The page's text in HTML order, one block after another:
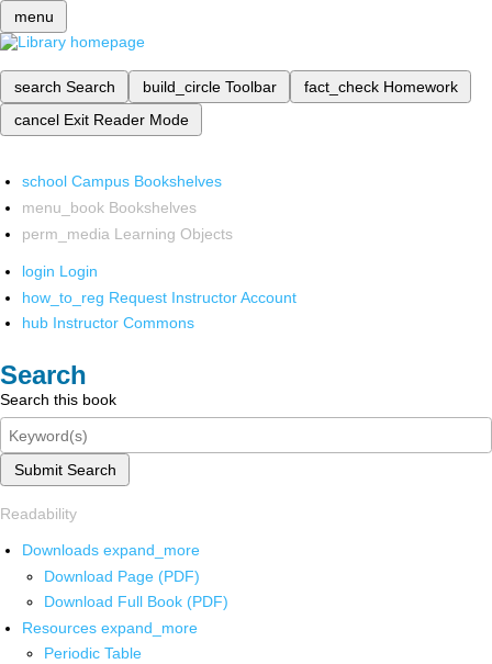
menu
search Search build_circle Toolbar fact_check Homework
cancel Exit Reader Mode
school Campus Bookshelves
menu_book Bookshelves
perm_media Learning Objects
login Login
how_to_reg Request Instructor Account
hub Instructor Commons
Search
Search this book
Submit Search
Readability
Downloads expand_more
Download Page (PDF)
Download Full Book (PDF)
Resources expand_more
Periodic Table